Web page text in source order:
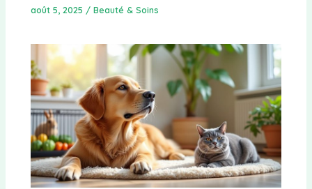
août 5, 2025 /Beauté & Soins